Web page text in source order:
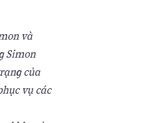
và
Simon
của
vụ các